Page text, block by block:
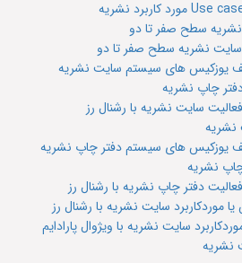
سطح صفر تا دو
سایت نشریه سطح صفر تا دو
یوزکیس های سیستم سایت نشریه
چاپ نشریه
سایت نشریه با رشنال رز
نشریه
یوزکیس های سیستم دفتر چاپ نشریه
نشریه
دفتر چاپ نشریه با رشنال رز
موردکاربرد سایت نشریه با رشنال رز
سایت نشریه با ویژوال پارادایم
نشریه